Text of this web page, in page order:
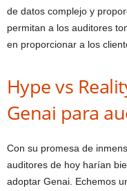
de datos complejo y
permitan a los auditores
en proporcionar a los
Hype vs
Genai para
Con su promesa de
auditores de hoy harían
adoptar Genai. Echemos